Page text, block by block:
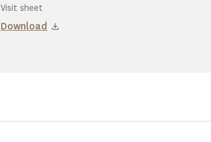
Visit sheet
Download